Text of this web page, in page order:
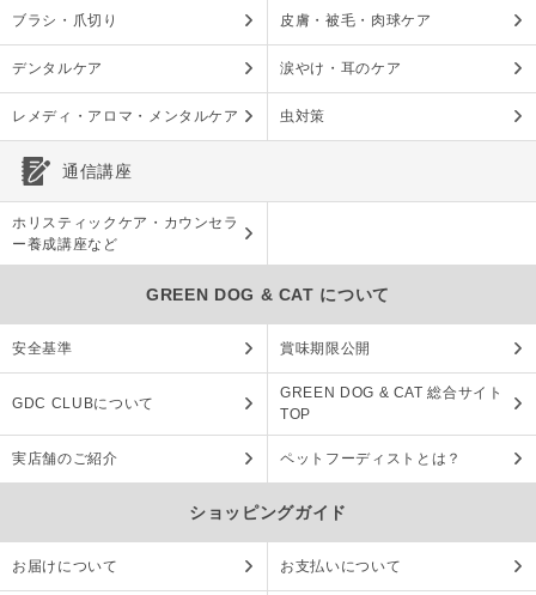
ブラシ・爪切り 皮膚・被毛・肉球ケア
デンタルケア 涙やけ・耳のケア
レメディ・アロマ・メンタルケア 虫対策
通信講座
ホリスティックケア・カウンセラ
ー養成講座など
GREEN DOG & CAT について
安全基準 賞味期限公開
GDC CLUBについて
GREEN DOG & CAT 総合サイト
TOP
実店舗のご紹介 ペットフーディストとは？
ショッピングガイド
お届けについて お支払いについて